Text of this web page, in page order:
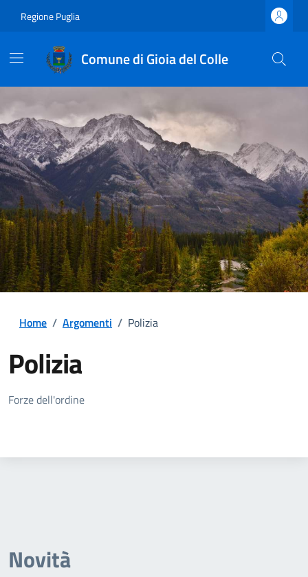
Regione Puglia
Comune di Gioia del Colle
Home / Argomenti / Polizia
Polizia
Dettagli della notizia
Forze dell'ordine
Novità